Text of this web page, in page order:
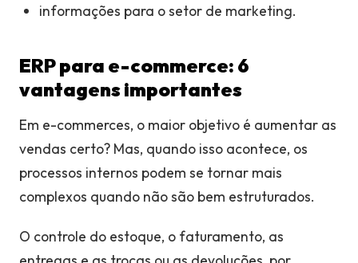
informações para o setor de marketing.
ERP para e-commerce: 6
vantagens importantes
Em e-commerces, o maior objetivo é aumentar as
vendas certo? Mas, quando isso acontece, os
processos internos podem se tornar mais
complexos quando não são bem estruturados.
O controle do estoque, o faturamento, as